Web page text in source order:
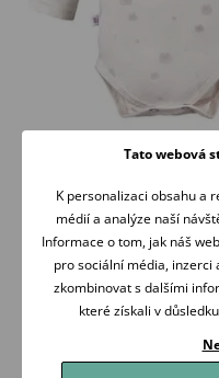
Eevi Body zavinovací Petite
189 Kč
Skladem
Tato webová
K personalizaci obsahu a
médií a analýze naší
Informace o tom, jak náš
pro sociální média, inzerci
zkombinovat s dalšími
které získali v